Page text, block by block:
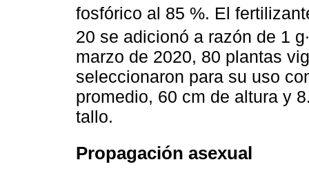
fosfórico al 85 %. El
20 se adicionó a razón de 1
marzo de 2020, 80 plantas
seleccionaron para su uso
promedio, 60 cm de altura y
tallo.
Propagación asexual